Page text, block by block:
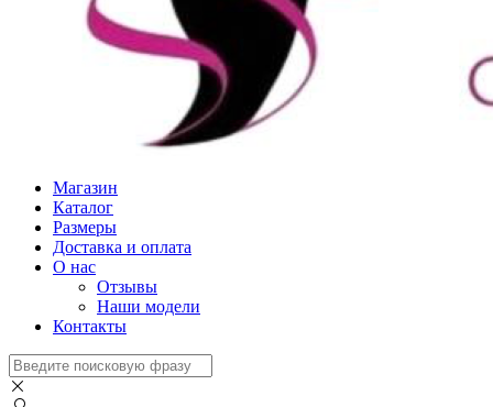
Магазин
Каталог
Размеры
Доставка и оплата
О нас
Отзывы
Наши модели
Контакты